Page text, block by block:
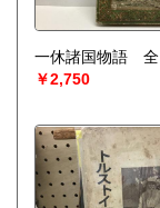
一休諸国物語 全
￥2,750